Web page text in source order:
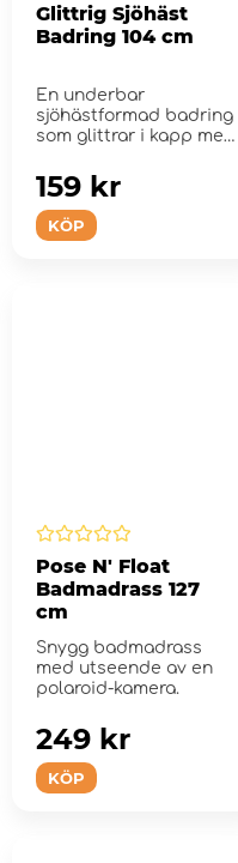
Glittrig Sjöhäst
Badring 104 cm
En underbar
sjöhästformad badring
som glittrar i kapp med
KÖP
159 kr
Pose N' Float
Badmadrass 127
cm
Snygg badmadrass
med utseende av en
polaroid-kamera.
KÖP
249 kr